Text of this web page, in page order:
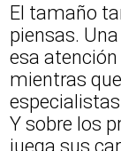
El tamaño
piensas.
esa
mientras
Y sobre los
juega sus